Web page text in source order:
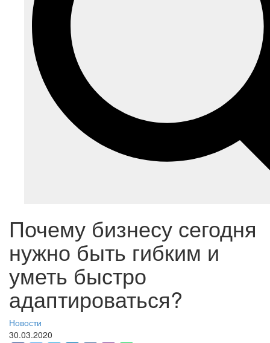
Почему бизнесу сегодня
нужно быть гибким и
уметь быстро
адаптироваться?
Новости
30.03.2020